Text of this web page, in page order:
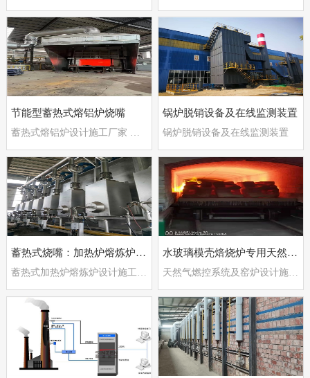
节能型蓄热式熔铝炉烧嘴
蓄热式熔铝炉设计施工厂家 郑州德斯特自动化设备有限公司
锅炉脱销设备及在线监测装置
锅炉脱销设备及在线监测装置
蓄热式烧嘴：加热炉熔炼炉专用节能燃烧器
蓄热式加热炉熔炼炉设计施工交钥匙工程
水玻璃模壳焙烧炉专用天然气烧嘴
天然气燃控系统及窑炉设计施工厂家